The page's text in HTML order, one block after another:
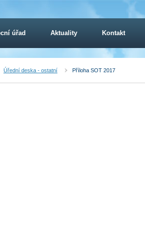
Úřední deska - ostatní Příloha SOT 2017
úřad Aktuality Kontakt